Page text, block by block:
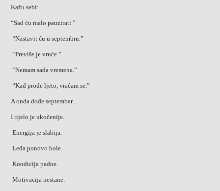
Kažu sebi:
“Sad ću malo pauzirati.”
“Nastavit ću u septembru.”
“Previše je vruće.”
“Nemam sada vremena.”
“Kad prođe ljeto, vraćam se.”
A onda dođe septembar…
I tijelo je ukočenije.
Energija je slabija.
Leđa ponovo bole.
Kondicija padne.
Motivacija nestane.